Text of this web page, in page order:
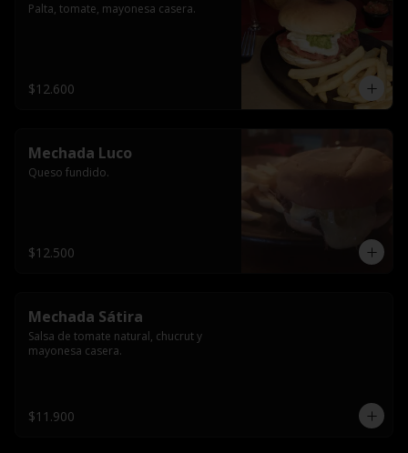
Palta, tomate, mayonesa casera.
$12.600
Mechada Luco
Queso fundido.
$12.500
Mechada Sátira
Salsa de tomate natural, chucrut y
mayonesa casera.
$11.900